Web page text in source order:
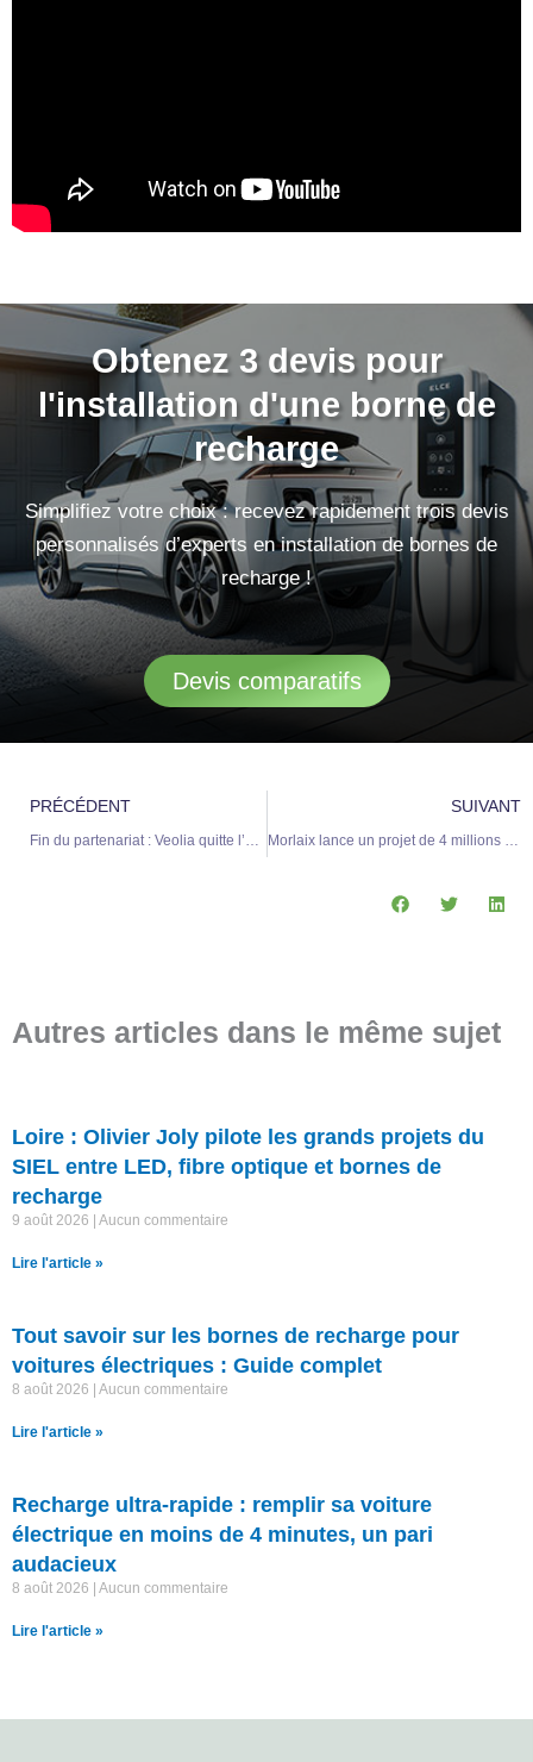
Obtenez 3 devis pour
l'installation d'une borne de
recharge
Simplifiez votre choix : recevez rapidement trois devis
personnalisés d’experts en installation de bornes de
recharge !
Devis comparatifs
Précédent
PRÉCÉDENT SUIVANT
Autres articles dans le même sujet
Loire : Olivier Joly pilote les grands projets du
SIEL entre LED, fibre optique et bornes de
recharge
9 août 2026 Aucun commentaire
Lire l'article »
Tout savoir sur les bornes de recharge pour
voitures électriques : Guide complet
8 août 2026 Aucun commentaire
Lire l'article »
Recharge ultra-rapide : remplir sa voiture
électrique en moins de 4 minutes, un pari
audacieux
8 août 2026 Aucun commentaire
Lire l'article »